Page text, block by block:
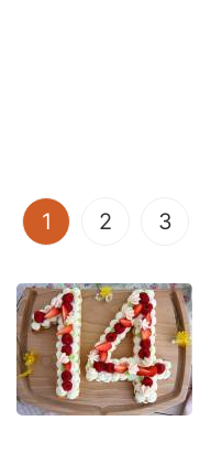
1 (current)
2 3